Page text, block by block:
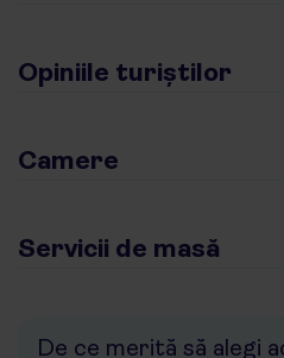
Opiniile turiștilor
Camere
Servicii de masă
De ce merită să alegi